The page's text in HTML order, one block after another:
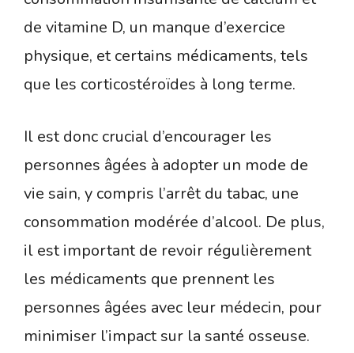
de vitamine D, un manque d’exercice
physique, et certains médicaments, tels
que les corticostéroïdes à long terme.
Il est donc crucial d’encourager les
personnes âgées à adopter un mode de
vie sain, y compris l’arrêt du tabac, une
consommation modérée d’alcool. De plus,
il est important de revoir régulièrement
les médicaments que prennent les
personnes âgées avec leur médecin, pour
minimiser l’impact sur la santé osseuse.